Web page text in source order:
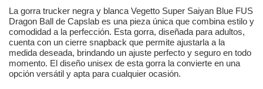
La gorra trucker negra y blanca Vegetto Super Saiyan Blue FUS
Dragon Ball de Capslab es una pieza única que combina estilo y
comodidad a la perfección. Esta gorra, diseñada para adultos,
cuenta con un cierre snapback que permite ajustarla a la
medida deseada, brindando un ajuste perfecto y seguro en todo
momento. El diseño unisex de esta gorra la convierte en una
opción versátil y apta para cualquier ocasión.